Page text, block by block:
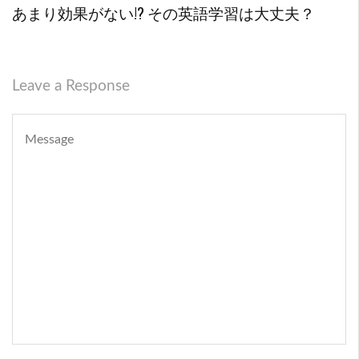
あまり効果がない!? その英語学習は大丈夫？
Leave a Response